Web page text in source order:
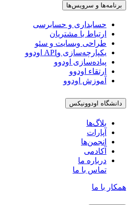
برنامه‌ها و سرویس‌ها
حسابداری و حسابرسی
ارتباط با مشتریان
طراحی وبسایت و سئو
یکپارچه‌سازی وAPI اودوو
پیاده‌سازی اودوو
ارتقاء اودوو
آموزش اودوو
دانشگاه اودوونیکس
بلاگ‌ها
آپارات
انجمن‌ها
آکادمی
درباره ما
تماس با ما
همکار با ما